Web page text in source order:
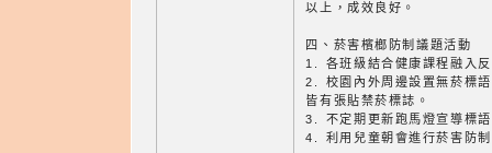
以上，成效良好。
四、菸害檳榔防制議題活動
1. 各班級結合健康課程融入
2. 校園內外周邊設置無菸標
皆有張貼禁菸標誌。
3. 不定期更新跑馬燈宣導標
4. 利用兒童朝會進行菸害防